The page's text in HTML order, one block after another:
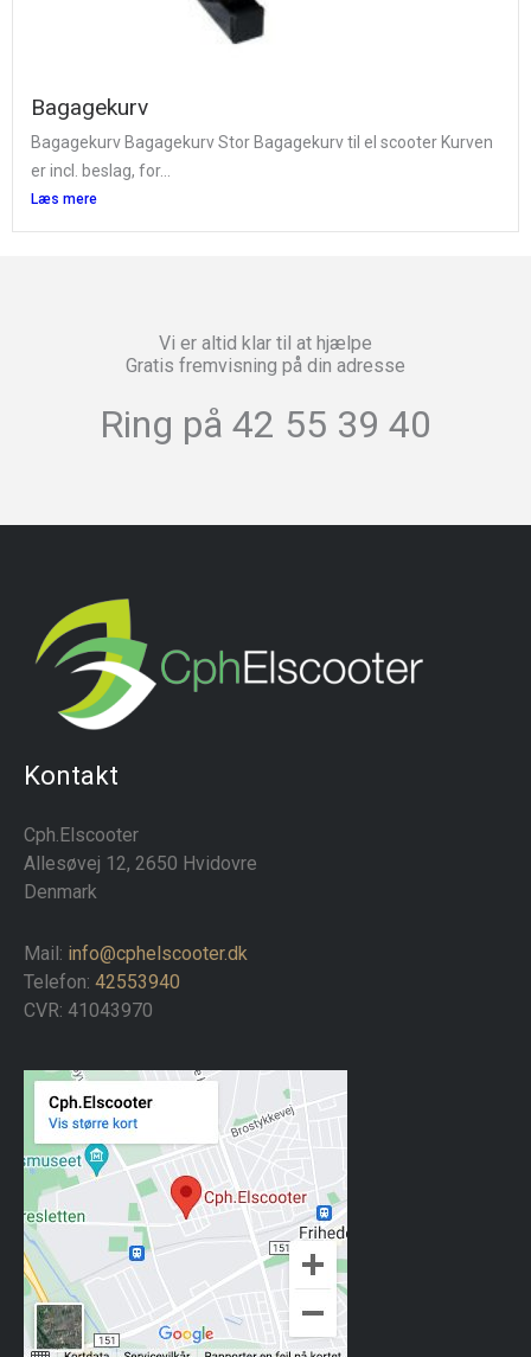
Bagagekurv
Bagagekurv Bagagekurv Stor Bagagekurv til el scooter Kurven
er incl. beslag, for...
Læs mere
Vi er altid klar til at hjælpe
Gratis fremvisning på din adresse
Ring på 42 55 39 40
Kontakt
Cph.Elscooter
Allesøvej 12, 2650 Hvidovre
Denmark
Mail: info@cphelscooter.dk
Telefon: 42553940
CVR: 41043970